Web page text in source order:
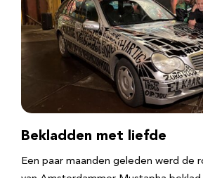
Bekladden met liefde
Een paar maanden geleden werd de